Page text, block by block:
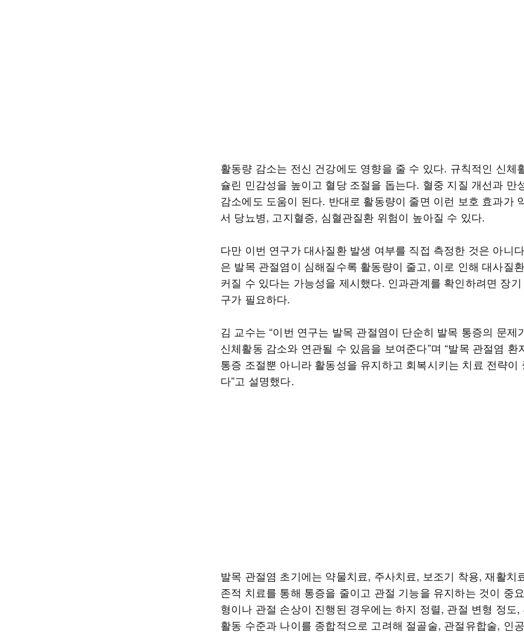
활동량 감소는 전신 건강에도 영향을 줄 수 있다. 규칙적인 신체
슐린 민감성을 높이고 혈당 조절을 돕는다. 혈중 지질 개선과 만
감소에도 도움이 된다. 반대로 활동량이 줄면 이런 보호 효과가
서 당뇨병, 고지혈증, 심혈관질환 위험이 높아질 수 있다.
다만 이번 연구가 대사질환 발생 여부를 직접 측정한 것은 아니
은 발목 관절염이 심해질수록 활동량이 줄고, 이로 인해 대사질
커질 수 있다는 가능성을 제시했다. 인과관계를 확인하려면 장
구가 필요하다.
김 교수는 “이번 연구는 발목 관절염이 단순히 발목 통증의 문제
신체활동 감소와 연관될 수 있음을 보여준다”며 “발목 관절염 환
통증 조절뿐 아니라 활동성을 유지하고 회복시키는 치료 전략이
다”고 설명했다.
발목 관절염 초기에는 약물치료, 주사치료, 보조기 착용, 재활치
존적 치료를 통해 통증을 줄이고 관절 기능을 유지하는 것이 중
형이나 관절 손상이 진행된 경우에는 하지 정렬, 관절 변형 정도,
활동 수준과 나이를 종합적으로 고려해 절골술, 관절유합술, 인